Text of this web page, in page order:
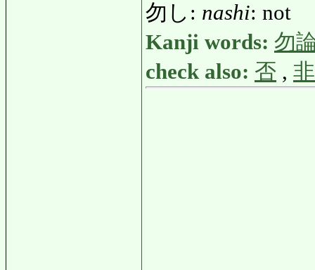
勿し: nashi: not
Kanji words: 勿
check also: 否 , 非